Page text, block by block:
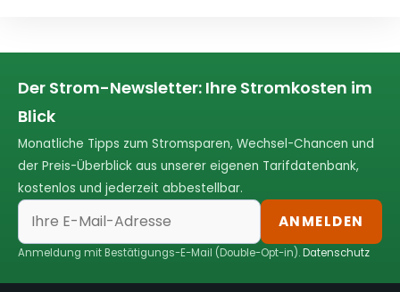
Der Strom-Newsletter: Ihre Stromkosten im
Blick
Monatliche Tipps zum Stromsparen, Wechsel-Chancen und
der Preis-Überblick aus unserer eigenen Tarifdatenbank,
kostenlos und jederzeit abbestellbar.
ANMELDEN
Anmeldung mit Bestätigungs-E-Mail (Double-Opt-in).Datenschutz